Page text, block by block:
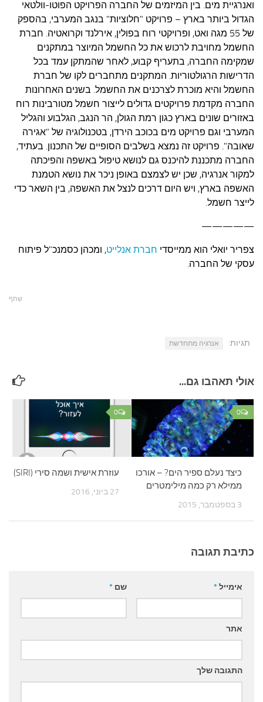
ואנרגיית מים. בין המיזמים של החברה הפרויקט הפוטו-וולטאי
הגדול ביותר בארץ – פרויקט "חלוציות" בנגב המערבי, בהספק
של 55 מגה ואט, ופרויקטי רוח בפולין, אירלנד וקרואטיה.
חברת
החשמל מחויבת לרכוש את כל החשמל המיוצר במתקנים
שמקימה החברה, בתעריף קבוע, לאחר שהמתקן עמד בכל
הדרישות הרגולטוריות. המתקנים מתחברים לקו של חברת
החשמל והיא מוכרת לצרכנים את החשמל. בשנים האחרונות
החברה מקדמת פרויקטים גדולים לייצור חשמל מטורבינות רוח
באזורים שונים בארץ כגון רמת הגולן, הר הנגב, הגלבוע והגליל
המערבי וגם פרויקט מים בכוכב הירדן, בטכנולוגיה של "אגירה
שאובה". פרויקט זה נמצא בשלבים הסופיים של התכנון. בעתיד,
החברה מתכננת להיכנס גם לנושא טיפול באשפה והפיכתה
למקור אנרגיה, שכן יש לצמצם באופן ניכר את נושא הטמנת
האשפה בארץ, ויש היום דרכים לנצל את האשפה, בין השאר כדי
לייצר חשמל.
—————
צפריר יואלי הוא ממייסדי חברת אנלייט, ומכהן כסמנכ"ל פיתוח
עסקי של החברה.
שתף
תגיות: אנרגיה מתחדשת
אולי תאהבו גם...
0
עוזרת אישית ושמה סירי (SIRI)
27 ביוני, 2016
0
כיצד נעלם ספיר הים? – אורכו
ממילא רק כמה מילימטרים
3 בספטמבר, 2015
כתיבת תגובה
שם * אימייל*
אתר
התגובה שלך